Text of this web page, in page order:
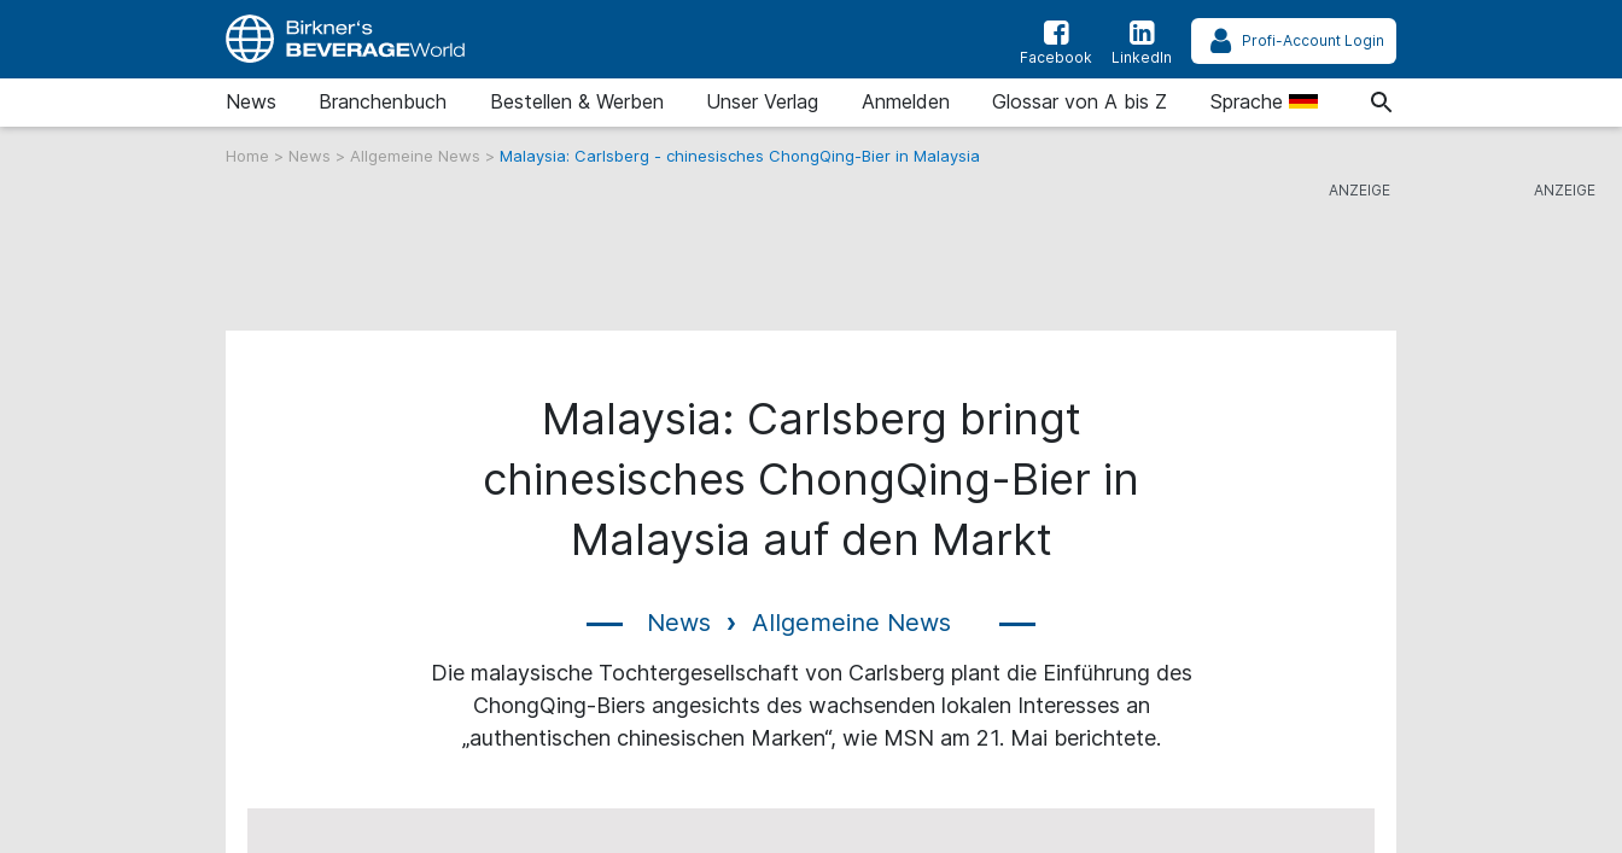
Facebook LinkedIn
Profi-Account Login
News Branchenbuch Bestellen & Werben Unser Verlag Anmelden Glossar von A bis Z Sprache
Home > News > Allgemeine News > Malaysia: Carlsberg - chinesisches ChongQing-Bier in Malaysia
Malaysia: Carlsberg bringt
chinesisches ChongQing-Bier in
Malaysia auf den Markt
News Allgemeine News
Die malaysische Tochtergesellschaft von Carlsberg plant die Einführung des
ChongQing-Biers angesichts des wachsenden lokalen Interesses an
„authentischen chinesischen Marken“, wie MSN am 21. Mai berichtete.